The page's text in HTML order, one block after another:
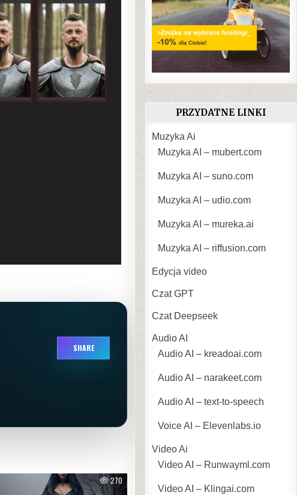
SHARE
270
PRZYDATNE LINKI
Muzyka Ai
Muzyka AI – mubert.com
Muzyka AI – suno.com
Muzyka AI – udio.com
Muzyka AI – mureka.ai
Muzyka AI – riffusion.com
Edycja video
Czat GPT
Czat Deepseek
Audio AI
Audio AI – kreadoai.com
Audio AI – narakeet.com
Audio AI – text-to-speech
Voice AI – Elevenlabs.io
Video Ai
Video AI – Runwayml.com
Video AI – Klingai.com